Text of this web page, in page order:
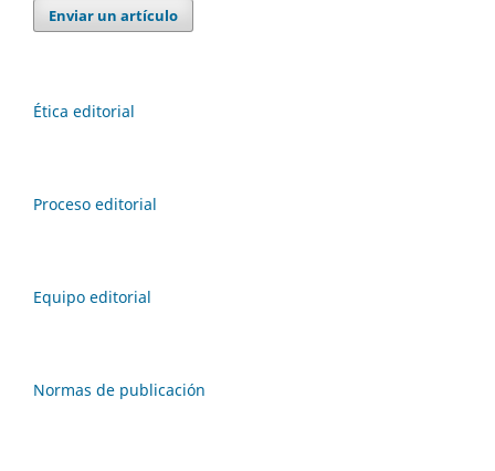
Enviar un artículo
Ética editorial
Proceso editorial
Equipo editorial
Normas de publicación